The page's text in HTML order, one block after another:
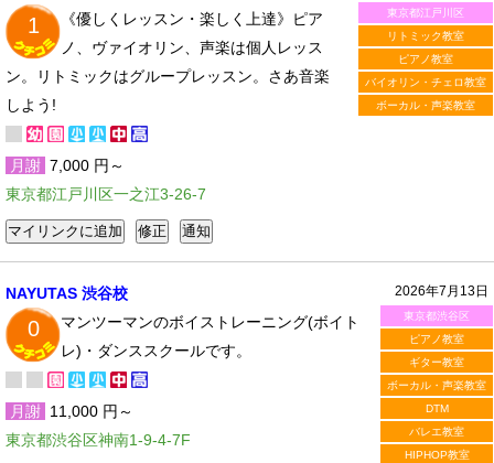
東京都江戸川区
リトミック教室
ピアノ教室
バイオリン・チェロ教室
ボーカル・声楽教室
1
《優しくレッスン・楽しく上達》ピア
ノ、ヴァイオリン、声楽は個人レッス
ン。リトミックはグループレッスン。さあ音楽
しよう!
月謝 7,000 円～
東京都江戸川区一之江3-26-7
2026年7月13日
東京都渋谷区
ピアノ教室
ギター教室
ボーカル・声楽教室
DTM
バレエ教室
HIPHOP教室
NAYUTAS 渋谷校
0
マンツーマンのボイストレーニング(ボイト
レ)・ダンススクールです。
月謝 11,000 円～
東京都渋谷区神南1-9-4-7F